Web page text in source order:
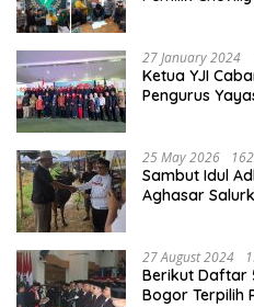
27 January 2024
Ketua YJI
Pengurus
25 May 2026
Sambut Idul
Aghasar
27 August 2024
Berikut Daftar
Bogor Terpilih